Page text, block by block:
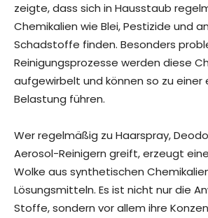
zeigte, dass sich in Hausstaub
Chemikalien wie Blei, Pestizide und
Schadstoffe finden. Besonders
Reinigungsprozesse werden diese
aufgewirbelt und können so zu einer
Belastung führen.
Wer regelmäßig zu Haarspray,
Aerosol-Reinigern greift, erzeugt
Wolke aus synthetischen
Lösungsmitteln. Es ist nicht nur die
Stoffe, sondern vor allem ihre